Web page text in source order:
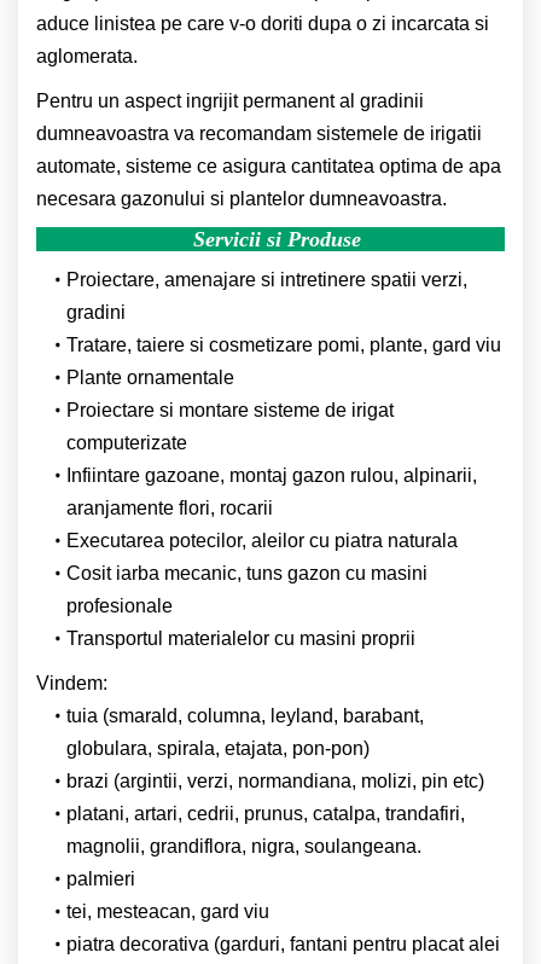
aduce linistea pe care v-o doriti dupa o zi incarcata si
aglomerata.
Pentru un aspect ingrijit permanent al gradinii
dumneavoastra va recomandam sistemele de irigatii
automate, sisteme ce asigura cantitatea optima de apa
necesara gazonului si plantelor dumneavoastra.
Servicii si Produse
Proiectare, amenajare si intretinere spatii verzi,
gradini
Tratare, taiere si cosmetizare pomi, plante, gard viu
Plante ornamentale
Proiectare si montare sisteme de irigat
computerizate
Infiintare gazoane, montaj gazon rulou, alpinarii,
aranjamente flori, rocarii
Executarea potecilor, aleilor cu piatra naturala
Cosit iarba mecanic, tuns gazon cu masini
profesionale
Transportul materialelor cu masini proprii
Vindem:
tuia (smarald, columna, leyland, barabant,
globulara, spirala, etajata, pon-pon)
brazi (argintii, verzi, normandiana, molizi, pin etc)
platani, artari, cedrii, prunus, catalpa, trandafiri,
magnolii, grandiflora, nigra, soulangeana.
palmieri
tei, mesteacan, gard viu
piatra decorativa (garduri, fantani pentru placat alei